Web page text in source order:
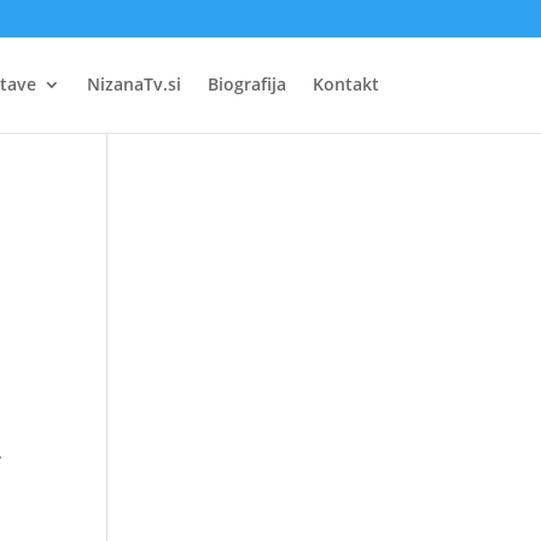
NizanaTv.si Biografija Kontakt